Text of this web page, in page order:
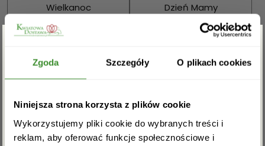
Zgoda Szczegóły O plikach cookies
Niniejsza strona korzysta z plików cookie
Wykorzystujemy pliki cookie do wybranych treści i
reklam, aby oferować funkcje społecznościowe i
Wielkanoc Dzień Mamy
Dzień Ojca
Sprawdź również:
Bukiety mieszane Kosze kwiatowe
Zgarnij rabat -5%
Zapisz się do newslettera i zgarnij
rabat na pierwsze zakupy!